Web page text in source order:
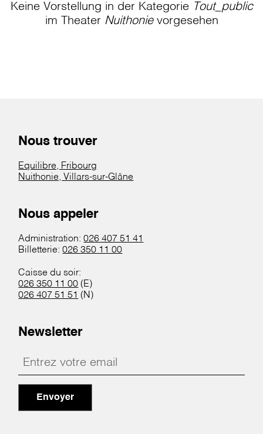
Keine Vorstellung in der Kategorie Tout_public
im Theater Nuithonievorgesehen
Nous trouver
Equilibre, Fribourg
Nuithonie, Villars-sur-Glâne
Nous appeler
Administration:026 407 51 41
Billetterie:026 350 11 00
Caisse du soir:
026 350 11 00 (E)
026 407 51 51 (N)
Newsletter
Envoyer